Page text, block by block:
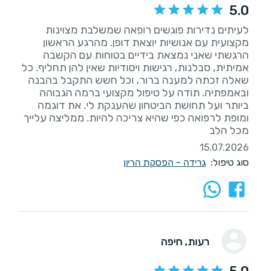
5.0
לעיתים נדירות פוגשים רופאה שמשלבת מצוינות
מקצועית עם אנושיות יוצאת דופן. מהרגע הראשון
הרגשתי שאני נמצאת בידיים בטוחות עם הקשבה
אמיתית, סבלנות, רגישות ויסודיות שאין להן תחליף. כל
שאלה זכתה למענה ברור, וכל חשש התקבל בהבנה
ובאמפתיה. תודה על טיפול מקצועי ברמה הגבוהה
ביותר ועל תחושת הביטחון שהענקת לי. את דוגמה
ומופת לרפואה כפי שהיא צריכה להיות. ממליצה עלייך
מכל הלב
15.07.2026
סוג טיפול: גרידה - הפסקת הריון
רעות, חיפה